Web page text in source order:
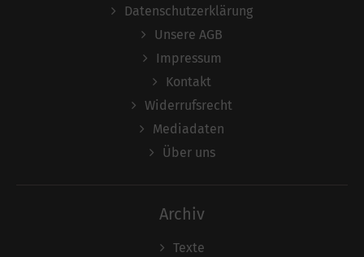
Datenschutzerklärung
Unsere AGB
Impressum
Kontakt
Widerrufsrecht
Mediadaten
Über uns
Archiv
Texte